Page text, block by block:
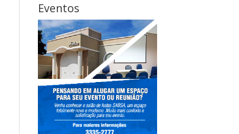
Eventos